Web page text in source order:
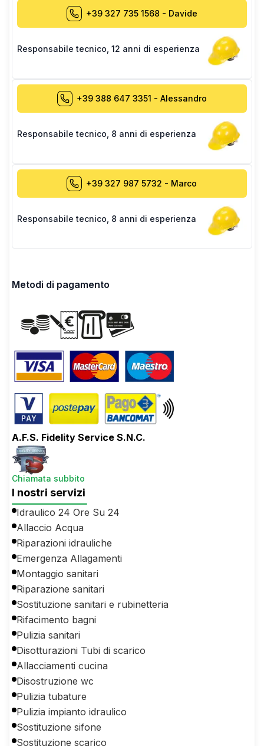
+39 327 735 1568 - Davide
Responsabile tecnico 12 anni di esperienza
+39 388 647 3351 - Alessandro
Responsabile tecnico 8 anni di esperienza
+39 327 987 5732 - Marco
Responsabile tecnico 8 anni di esperienza
Metodi di pagamento
A.F.S. Fidelity Service S.N.C.
Chiamata subbito
I nostri servizi
Idraulico 24 Ore Su 24
Allaccio Acqua
Riparazioni idrauliche
Emergenza Allagamenti
Montaggio sanitari
Riparazione sanitari
Sostituzione sanitari e rubinetteria
Rifacimento bagni
Pulizia sanitari
Disotturazioni Tubi di scarico
Allacciamenti cucina
Disostruzione wc
Pulizia tubature
Pulizia impianto idraulico
Sostituzione sifone
Sostituzione scarico